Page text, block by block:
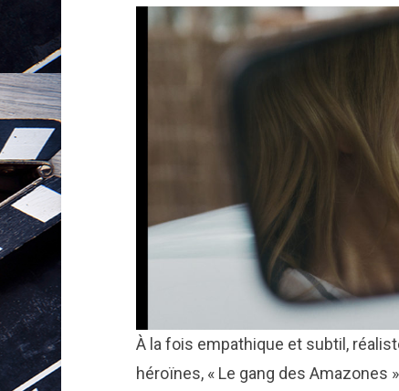
À la fois empathique et subtil,
héroïnes, « Le gang des Amazones